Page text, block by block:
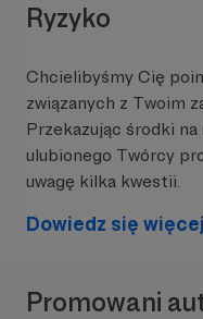
Ryzyko
Chcielibyśmy Cię
związanych z Twoim
Przekazując środki
ulubionego Twórcy
uwagę kilka kwestii.
Dowiedz się więcej
Promowani